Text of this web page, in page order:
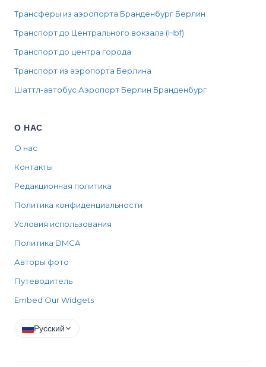
Трансферы из аэропорта Бранденбург Берлин
Транспорт до Центрального вокзала (Hbf)
Транспорт до центра города
Транспорт из аэропорта Берлина
Шаттл-автобус Аэропорт Берлин Бранденбург
О НАС
О нас
Контакты
Редакционная политика
Политика конфиденциальности
Условия использования
Политика DMCA
Авторы фото
Путеводитель
Embed Our Widgets
Русский